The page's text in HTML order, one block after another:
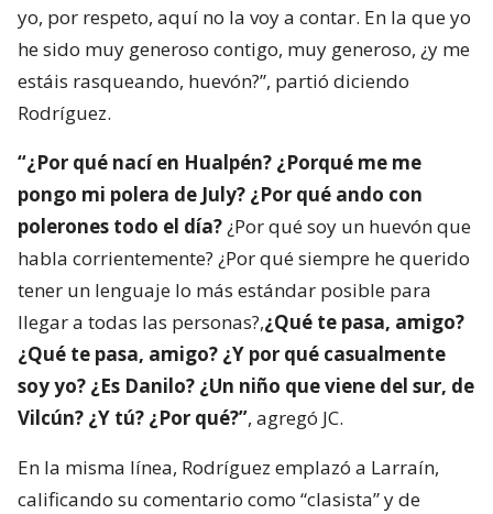
yo, por respeto, aquí no la voy a contar. En la que yo
he sido muy generoso contigo, muy generoso, ¿y me
estáis rasqueando, huevón?”, partió diciendo
Rodríguez.
“¿Por qué nací en Hualpén? ¿Porqué me me
pongo mi polera de July? ¿Por qué ando con
polerones todo el día?¿Por qué soy un huevón que
habla corrientemente? ¿Por qué siempre he querido
tener un lenguaje lo más estándar posible para
llegar a todas las personas?,¿Qué te pasa, amigo?
¿Qué te pasa, amigo? ¿Y por qué casualmente
soy yo? ¿Es Danilo? ¿Un niño que viene del sur, de
Vilcún? ¿Y tú? ¿Por qué?”, agregó JC.
En la misma línea, Rodríguez emplazó a Larraín,
calificando su comentario como “clasista” y de